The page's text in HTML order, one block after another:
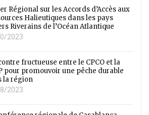
Régional sur les Accords d’Accès aux
Halieutiques dans les pays
Riverains de l’Océan Atlantique
2023
fructueuse entre le CPCO et la
pour promouvoir une pêche durable
la région
2023